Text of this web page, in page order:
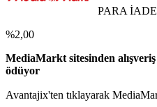
PARA
%2,00
MediaMarkt sitesinden
ödüyor
Avantajix'ten tıklayarak